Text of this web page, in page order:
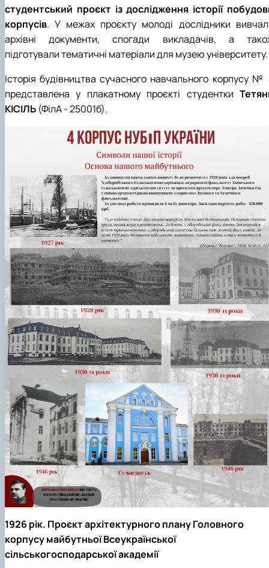
До Дня Державного Прапора України
(23.08.2025)
Ялинкові прикраси (25.12.2024)
1938 рік
1948 рік
1957 рік
1959 рік
1966 рік
1968 рік
1969 рік
1975 рік
1979 рік
1977 рік
студентський проєкт із дослідження історії
корпусів. У межах проєкту молоді дослідники
архівні документи, спогади викладачів, а
підготували тематичні матеріали для музею університету.
Історія будівництва сучасного навчального корпусу №
представлена у плакатному проєкті студентки
КІСІЛЬ (ФілА - 25001б).
1926 рік. Проєкт архітектурного плану Головного
корпусу майбутньої Всеукраїнської
сільськогосподарської академії